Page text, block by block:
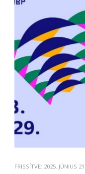
FRISSÍTVE: 2025. JÚNIUS 21.